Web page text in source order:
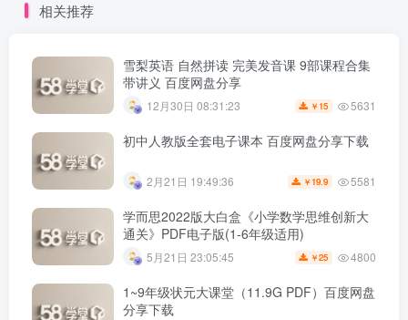
相关推荐
雪梨英语 自然拼读 完美发音课 9部课程合集
带讲义 百度网盘分享
12月30日 08:31:23 ￥ 15 5631
初中人教版全套电子课本 百度网盘分享下载
2月21日 19:49:36 ￥ 19.9 5581
学而思2022版大白盒《小学数学思维创新大
通关》PDF电子版(1-6年级适用)
5月21日 23:05:45 ￥25 4800
1~9年级状元大课堂（11.9G PDF）百度网盘
分享下载